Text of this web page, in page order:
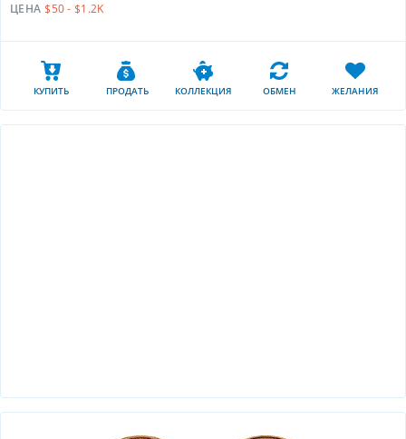
ЦЕНА $50 - $1.2K
КУПИТЬ ПРОДАТЬ КОЛЛЕКЦИЯ ОБМЕН ЖЕЛАНИЯ